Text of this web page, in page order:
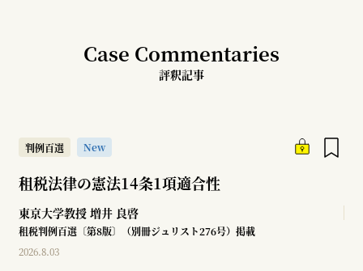
Case Commentaries
評釈記事
判例百選 New
租税法律の憲法14条1項適合性
東京大学教授 増井 良啓
租税判例百選〔第8版〕（別冊ジュリスト276号）掲載
2026.8.03